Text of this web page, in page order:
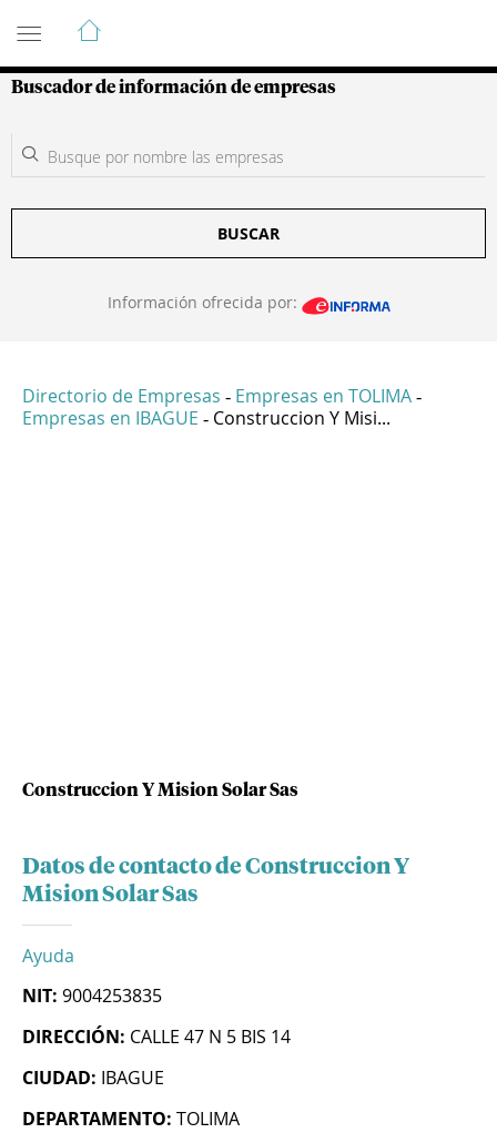
Guía de Empresas Colombianas
Buscador de información de empresas
BUSCAR
Información ofrecida por:
Directorio de Empresas - Empresas en TOLIMA -
Empresas en IBAGUE - Construccion Y Misi...
Construccion Y Mision Solar Sas
Datos de contacto de Construccion Y
Mision Solar Sas
Ayuda
NIT: 9004253835
DIRECCIÓN: CALLE 47 N 5 BIS 14
CIUDAD: IBAGUE
DEPARTAMENTO: TOLIMA